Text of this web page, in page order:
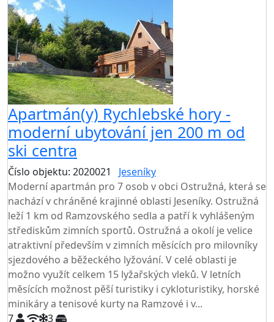
Apartmán(y) Rychlebské hory -
moderní ubytování jen 200 m od
ski centra
Číslo objektu: 2020021
Jeseníky
Moderní apartmán pro 7 osob v obci Ostružná, která se
nachází v chráněné krajinné oblasti Jeseníky. Ostružná
leží 1 km od Ramzovského sedla a patří k vyhlášeným
střediskům zimních sportů. Ostružná a okolí je velice
atraktivní především v zimních měsících pro milovníky
sjezdového a běžeckého lyžování. V celé oblasti je
možno využít celkem 15 lyžařských vleků. V letních
měsících možnost pěší turistiky i cykloturistiky, horské
minikáry a tenisové kurty na Ramzové i v...
7
3